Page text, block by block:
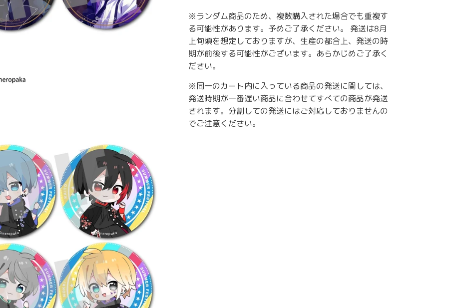
※ランダム商品のため、複数購入された場合でも重複す
る可能性があります。予めご了承ください。 発送は8月
上旬頃を想定しておりますが、生産の都合上、発送の時
期が前後する可能性がございます。あらかじめご了承く
ださい。
※同一のカート内に入っている商品の発送に関しては、
発送時期が一番遅い商品に合わせてすべての商品が発送
されます。分割しての発送にはご対応しておりませんの
でご注意ください。
メルマガの登録
ショップからの新商品のお知らせをお送りさせて頂
きます。ぜひご登録をお願いします！